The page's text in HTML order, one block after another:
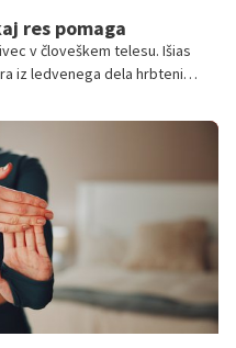
res pomaga
v človeškem telesu. Išias
iz ledvenega dela hrbtenice